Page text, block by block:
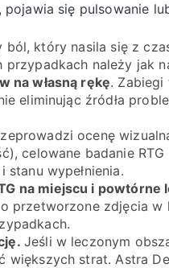
się pulsowanie
ból, który nasila się z
przypadkach należy jak
na własną rękę. Zabiegi
eliminując źródła
ocenę
celowane badanie
stanu wypełnienia.
na miejscu i
przetworzone zdjęcia
Jeśli w leczonym
większych strat. Astra